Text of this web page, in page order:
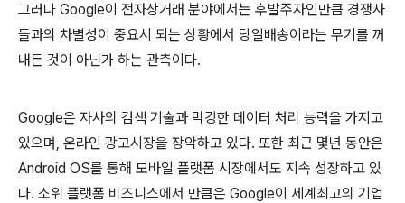
그러나 Google이 전자상거래 분야에서는 후발주자인만큼 경쟁사
들과의 차별성이 중요시 되는 상황에서 당일배송이라는 무기를 꺼
내든 것이 아닌가 하는 관측이다.
Google은 자사의 검색 기술과 막강한 데이터 처리 능력을 가지고
있으며, 온라인 광고시장을 장악하고 있다. 또한 최근 몇년 동안은
Android OS를 통해 모바일 플랫폼 시장에서도 지속 성장하고 있
다. 소위 플랫폼 비즈니스에서 만큼은 Google이 세계최고의 기업